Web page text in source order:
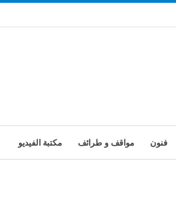
فنون مواقف و طرائف مكتبة الفيديو